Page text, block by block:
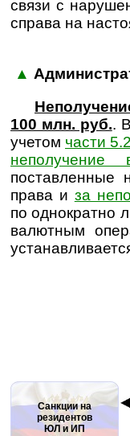
связи с
справа на
▲
100 млн. руб..
учетом части 5.2
поставленные
права и за
по однократно
валютным
Санкции на
резидентов
ЮЛ и ИП